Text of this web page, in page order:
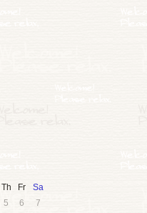
Th Fr
Sa
5 6
7